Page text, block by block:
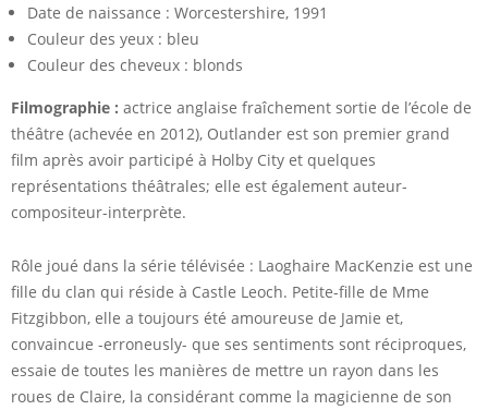
Date de naissance : Worcestershire, 1991
Couleur des yeux : bleu
Couleur des cheveux : blonds
Filmographie : actrice anglaise fraîchement sortie de l’école de
théâtre (achevée en 2012), Outlander est son premier grand
film après avoir participé à Holby City et quelques
représentations théâtrales; elle est également auteur-
compositeur-interprète.
Rôle joué dans la série télévisée : Laoghaire MacKenzie est une
fille du clan qui réside à Castle Leoch. Petite-fille de Mme
Fitzgibbon, elle a toujours été amoureuse de Jamie et,
convaincue -erroneusly- que ses sentiments sont réciproques,
essaie de toutes les manières de mettre un rayon dans les
roues de Claire, la considérant comme la magicienne de son